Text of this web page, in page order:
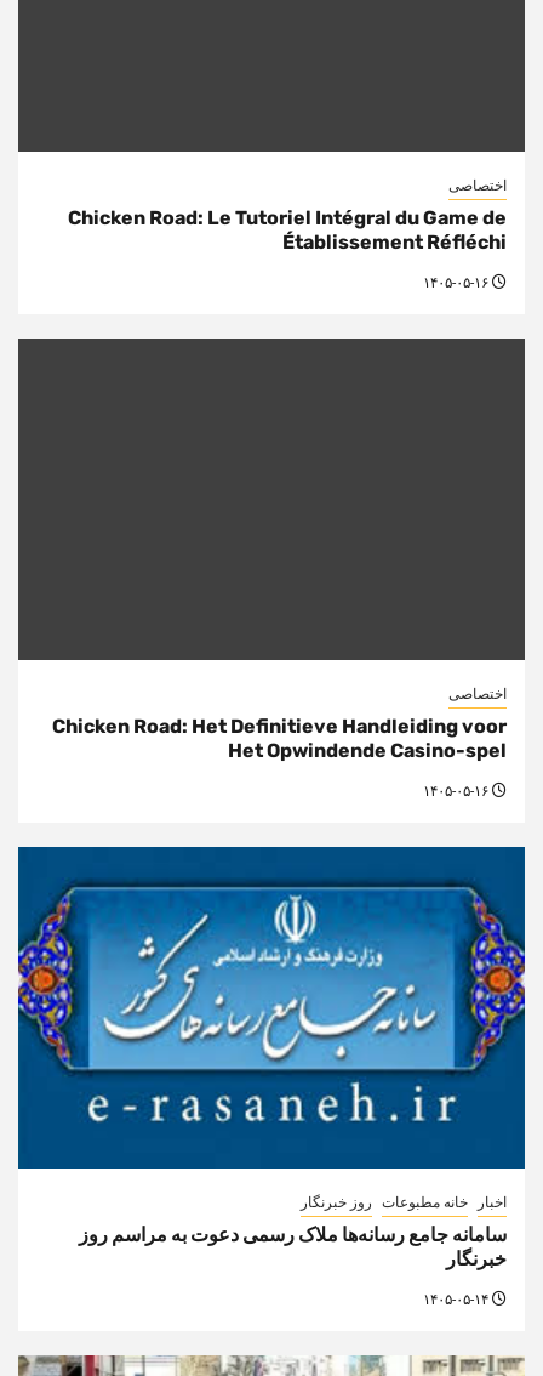
اختصاصی
Chicken Road: Le Tutoriel Intégral du Game de
Établissement Réfléchi
اختصاصی
Chicken Road: Het Definitieve Handleiding voor
Het Opwindende Casino-spel
اخبار خانه مطبوعات روز خبرنگار
سامانه جامع رسانه‌ها ملاک رسمی دعوت به مراسم روز
خبرنگار